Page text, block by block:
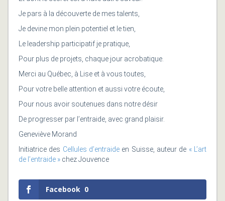
Je pars à la découverte de mes talents,
Je devine mon plein potentiel et le tien,
Le leadership participatif je pratique,
Pour plus de projets, chaque jour acrobatique.
Merci au Québec, à Lise et à vous toutes,
Pour votre belle attention et aussi votre écoute,
Pour nous avoir soutenues dans notre désir
De progresser par l’entraide, avec grand plaisir.
Geneviève Morand
Initiatrice des Cellules d’entraide en Suisse, auteur de « L’art
de l’entraide » chez Jouvence
Facebook 0